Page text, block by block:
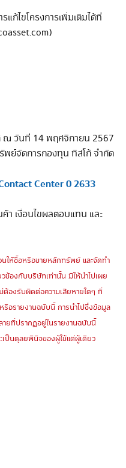
แก้ไขโครงการเพิ่มเติมได้ที่
ณ วันที่ 14 พฤศจิกายน 2567
ย์จัดการกองทุน ทิสโก้ จำกัด
Center 0 2633
า เงื่อนไขผลตอบแทน และ
นให้ซื้อหรือขายหลักทรัพย์ และจัดทำ
ข้องกับบริษัทเท่านั้น มิให้นำไปเผย
ต้องรับผิดต่อความเสียหายใดๆ ที่
รือรายงานฉบับนี้ การนำไปซึ่งข้อมูล
ายที่ปรากฏอยู่ในรายงานฉบับนี้
เป็นดุลยพินิจของผู้ใช้แต่ผู้เดียว